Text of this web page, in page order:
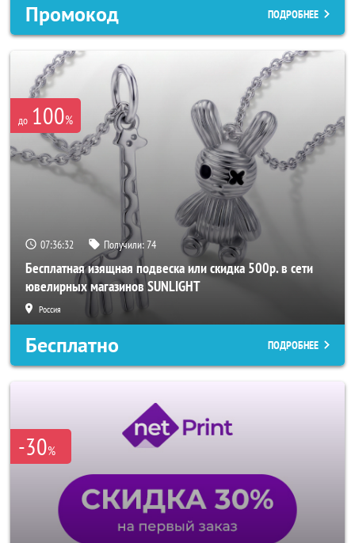
Промокод ПОДРОБНЕЕ
до 100%
07:36:30 Получили:74
Бесплатная изящная подвеска или скидка 500р. в сети
ювелирных магазинов SUNLIGHT
Россия
Бесплатно ПОДРОБНЕЕ
-30%